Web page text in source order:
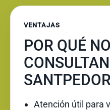
VENTAJAS
POR QUÉ
Atención útil para